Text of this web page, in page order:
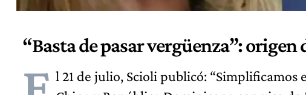
“Basta de pasar vergüenza”: origen
l 21 de julio, Scioli publicó: “Simplificamos